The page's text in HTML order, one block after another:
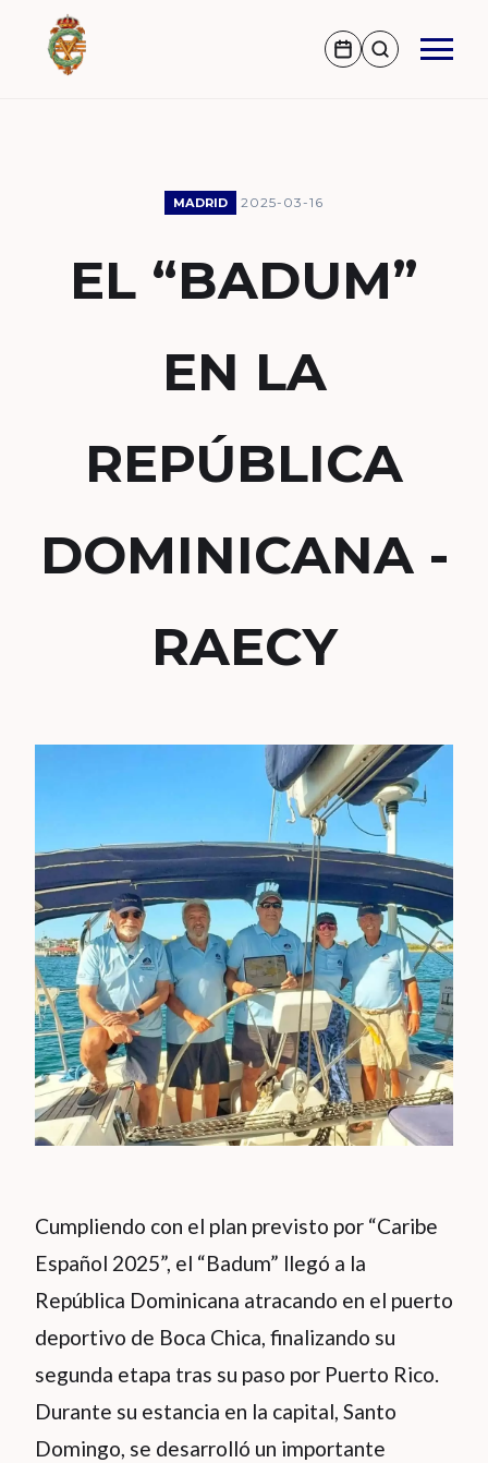
MADRID 2025-03-16
EL “BADUM”
EN LA
REPÚBLICA
DOMINICANA -
RAECY
Cumpliendo con el plan previsto por “Caribe
Español 2025”, el “Badum” llegó a la
República Dominicana atracando en el puerto
deportivo de Boca Chica, finalizando su
segunda etapa tras su paso por Puerto Rico.
Durante su estancia en la capital, Santo
Domingo, se desarrolló un importante